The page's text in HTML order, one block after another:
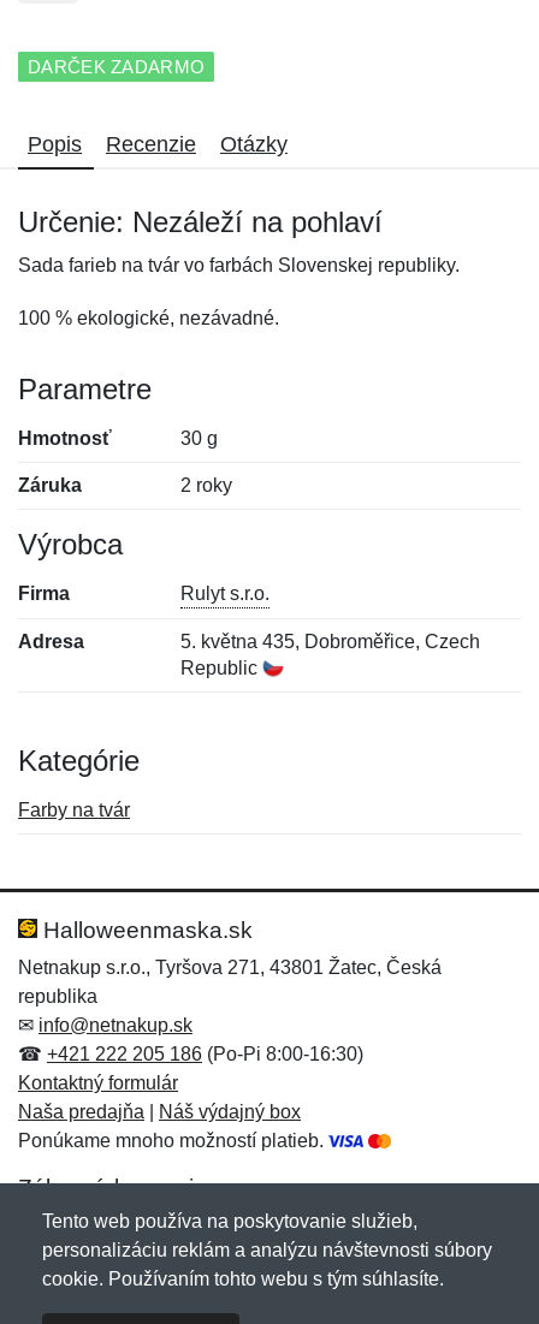
DARČEK ZADARMO
Popis Recenzie Otázky
Určenie: Nezáleží na pohlaví
Sada farieb na tvár vo farbách Slovenskej republiky.
100 % ekologické, nezávadné.
Parametre
Hmotnosť 30 g
Záruka 2 roky
Výrobca
Firma Rulyt s.r.o.
Adresa
5. května 435, Dobroměřice, Czech
Republic
Kategórie
Farby na tvár
Hodnotenie:
Meno:*
E-mail:
Správa*
Meno:
E-mail:*
Správa*
Halloweenmaska.sk
Netnakup s.r.o., Tyršova 271, 43801 Žatec, Česká
republika
✉ info@netnakup.sk
☎ +421 222 205 186 (Po-Pi 8:00-16:30)
Kontaktný formulár
Naša predajňa
Náš výdajný box
Ponúkame mnoho možností platieb.
Zákaznícky servis
Novinky emailom
Tento web používa na poskytovanie služieb,
personalizáciu reklám a analýzu návštevnosti súbory
cookie. Používaním tohto webu s tým súhlasíte.